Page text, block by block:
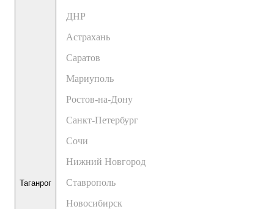
Таганрог
ДНР
Астрахань
Саратов
Мариуполь
Ростов-на-Дону
Санкт-Петербург
Сочи
Нижний Новгород
Ставрополь
Новосибирск